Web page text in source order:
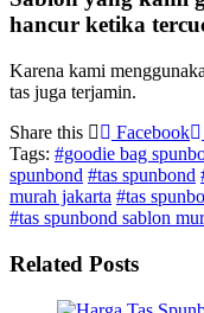
hancur ketika
Karena kami
tas juga terjamin.
Share this
Facebook
Tags: #goodie bag
spunbond #tas spunbond
murah jakarta #tas
#tas spunbond sablon
Related Posts